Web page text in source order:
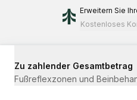
Erweitern Sie
Kostenloses
Zu zahlender Gesamtbetrag
Fußreflexzonen und